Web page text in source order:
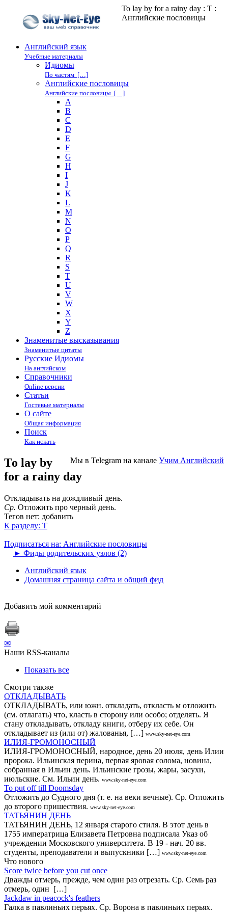
То lay by for a rainy day : T :
Английские пословицы
Английский язык
Учебные материалы
Идиомы
По частям […]
Английские пословицы
Английские пословицы […]
A
B
C
D
E
F
G
H
I
J
K
L
M
N
O
P
Q
R
S
T
U
V
W
X
Y
Z
Знаменитые высказывания
Знаменитые цитаты
Русские Идиомы
На английском
Справочники
Online версии
Статьи
Гостевые материалы
О сайте
Общая информация
Поиск
Как искать
Мы в Telegram на канале Учим Английский
То lay by
for a rainy day
Откладывать на дождливый день.
Ср. Отложить про черный день.
Тегов нет: добавить
К разделу: T
Подписаться на: Английские пословицы
► Фиды родительских узлов (2)
Английский язык
Домашняя страница сайта и общий фид
Добавить мой комментарий
✉
Наши RSS-каналы
Показать все
Смотри также
ОТКЛАДЫВАТЬ
ОТКЛАДЫВАТЬ, или южн. откладать, откласть м отложить
(см. отлагать) что, класть в сторону или особо; отделять. Я
стану откладывать, откладу книги, отберу их себе. Он
откладывает из (или от) жалованья, […] www.sky-net-eye.com
ИЛИЯ-ГРОМОНОСНЫЙ
ИЛИЯ-ГРОМОНОСНЫЙ, народное, день 20 июля, день Илии
пророка. Ильинская перина, первая яровая солома, новина,
собранная в Ильин день. Ильинские грозы, жары, засухи,
июльские. См. Ильин день. www.sky-net-eye.com
То put off till Doomsday
Отложить до Судного дня (т. е. на веки вечные). Ср. Отложить
до второго пришествия. www.sky-net-eye.com
ТАТЬЯНИН ДЕНЬ
ТАТЬЯНИН ДЕНЬ, 12 января старого стиля. В этот день в
1755 императрица Елизавета Петровна подписала Указ об
учреждении Московского университета. В 19 - нач. 20 вв.
студенты, преподаватели и выпускники […] www.sky-net-eye.com
Что нового
Score twice before you cut once
Дважды отмерь, прежде, чем один раз отрезать. Ср. Семь раз
отмерь, один […]
Jackdaw in peacock's feathers
Галка в павлиньих перьях. Ср. Ворона в павлиньих перьях.